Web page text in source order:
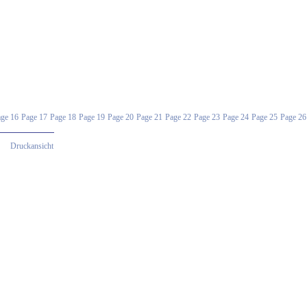
16 Page 17 Page 18 Page 19 Page 20 Page 21 Page 22 Page 23 Page 24 Page 25 Page 26
Druckansicht